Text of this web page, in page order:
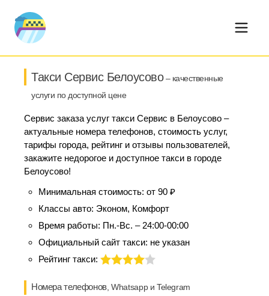
Такси Сервис Белоусово– качественные
услуги по доступной цене
Сервис заказа услуг такси Сервис в Белоусово –
актуальные номера телефонов, стоимость услуг,
тарифы города, рейтинг и отзывы пользователей,
закажите недорогое и доступное такси в городе
Белоусово!
Минимальная стоимость: от 90 ₽
Классы авто: Эконом, Комфорт
Время работы: Пн.-Вс. – 24:00-00:00
Официальный сайт такси: не указан
Рейтинг такси:
Номера телефонов, Whatsapp и Telegram